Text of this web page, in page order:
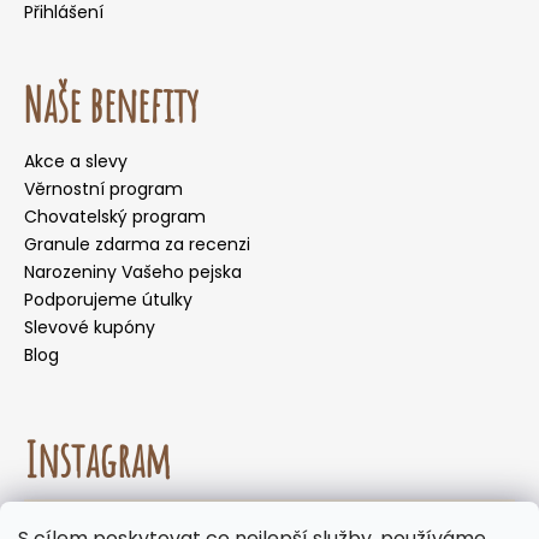
Přihlášení
Naše benefity
Akce a slevy
Věrnostní program
Chovatelský program
Granule zdarma za recenzi
Narozeniny Vašeho pejska
Podporujeme útulky
Slevové kupóny
Blog
Instagram